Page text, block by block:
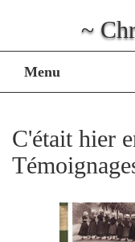
~
Menu
C'était hier